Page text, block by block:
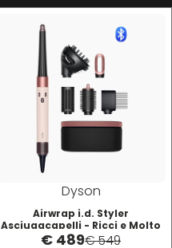
Tondeo
Toppik
Uppercut
vanta
Vitality's
Dyson
Airwrap i.d. Styler
Asciugacapelli - Ricci e Molto
Ricci
€ 489€ 549